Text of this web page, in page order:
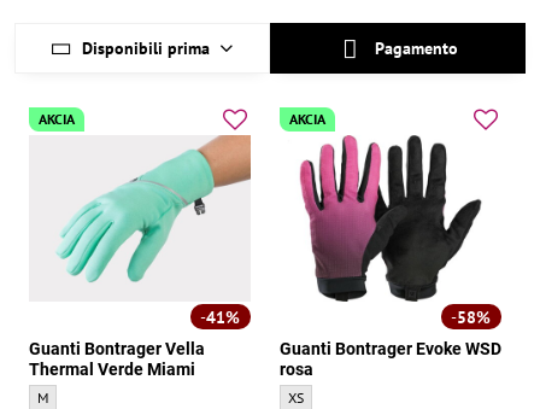
Disponibili prima Pagamento
41%
AKCIA
Guanti Bontrager Vella
Thermal Verde Miami
Guanti Bontrager Vella Thermal Verde Miami - Dimensione:
M
58%
AKCIA
Guanti Bontrager Evoke WSD
rosa
Guanti Bontrager Evoke WSD rosa -
XS